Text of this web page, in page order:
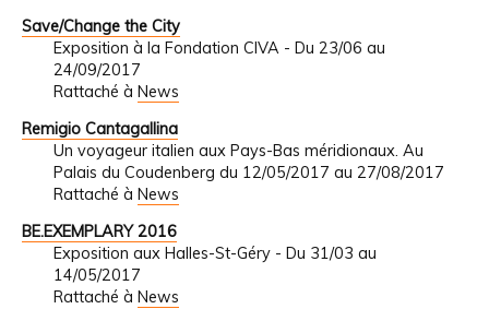
Save/Change the City
Exposition à la Fondation CIVA - Du 23/06 au
24/09/2017
Rattaché à News
Remigio Cantagallina
Un voyageur italien aux Pays-Bas méridionaux. Au
Palais du Coudenberg du 12/05/2017 au 27/08/2017
Rattaché à News
BE.EXEMPLARY 2016
Exposition aux Halles-St-Géry - Du 31/03 au
14/05/2017
Rattaché à News